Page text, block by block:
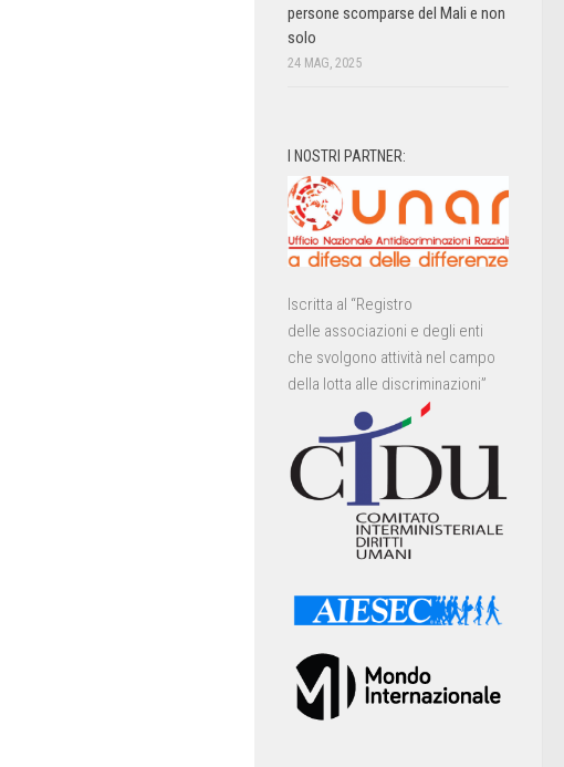
persone scomparse del Mali e non
solo
24 MAG, 2025
I NOSTRI PARTNER:
Iscritta al “Registro
delle associazioni e degli enti
che svolgono attività nel campo
della lotta alle discriminazioni”